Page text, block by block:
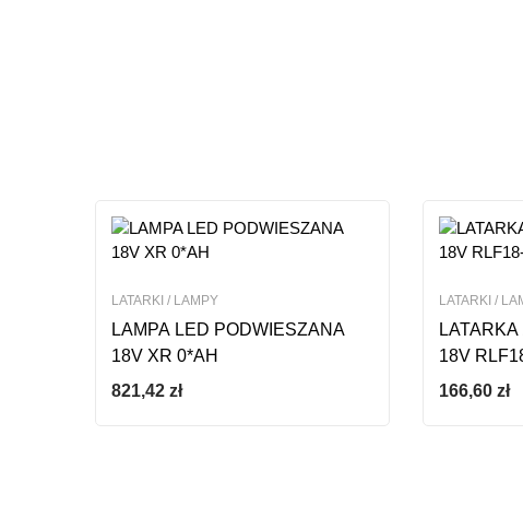
LATARKI / LAMPY
LAMPA LED PODWIESZANA
18V XR 0*AH
821,42 zł
LATARKI /
18V
166,60 zł